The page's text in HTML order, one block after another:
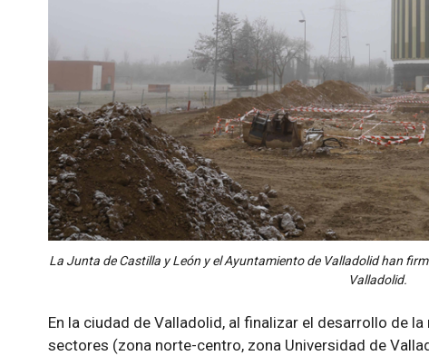
La Junta de Castilla y León y el Ayuntamiento de Valladolid han
Valladolid.
En la ciudad de Valladolid, al finalizar el desarrollo de
sectores (zona norte-centro, zona Universidad de